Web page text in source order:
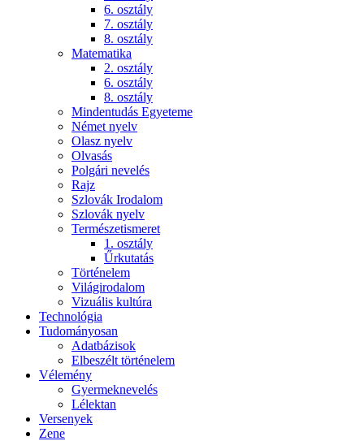
6. osztály
7. osztály
8. osztály
Matematika
2. osztály
6. osztály
8. osztály
Mindentudás Egyeteme
Német nyelv
Olasz nyelv
Olvasás
Polgári nevelés
Rajz
Szlovák Irodalom
Szlovák nyelv
Természetismeret
1. osztály
Űrkutatás
Történelem
Világirodalom
Vizuális kultúra
Technológia
Tudományosan
Adatbázisok
Elbeszélt történelem
Vélemény
Gyermeknevelés
Lélektan
Versenyek
Zene